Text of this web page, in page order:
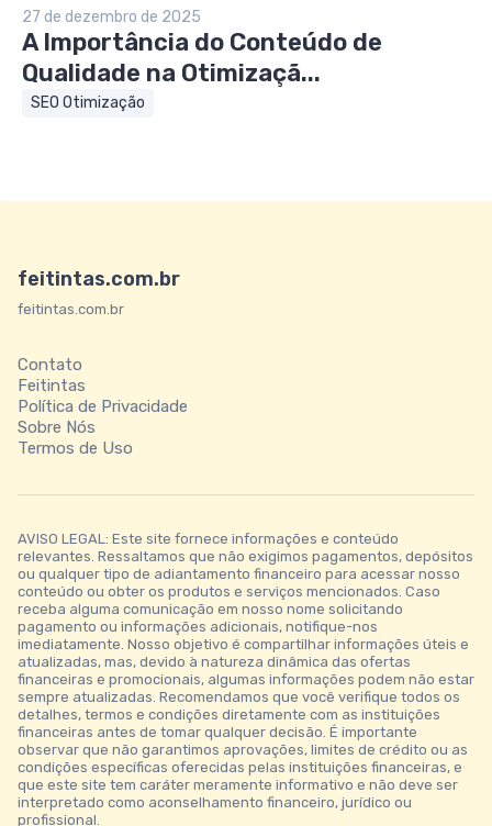
27 de dezembro de 2025
A Importância do Conteúdo de
Qualidade na Otimizaçã...
SEO Otimização
feitintas.com.br
feitintas.com.br
Contato
Feitintas
Política de Privacidade
Sobre Nós
Termos de Uso
AVISO LEGAL: Este site fornece informações e conteúdo
relevantes. Ressaltamos que não exigimos pagamentos, depósitos
ou qualquer tipo de adiantamento financeiro para acessar nosso
conteúdo ou obter os produtos e serviços mencionados. Caso
receba alguma comunicação em nosso nome solicitando
pagamento ou informações adicionais, notifique-nos
imediatamente. Nosso objetivo é compartilhar informações úteis e
atualizadas, mas, devido à natureza dinâmica das ofertas
financeiras e promocionais, algumas informações podem não estar
sempre atualizadas. Recomendamos que você verifique todos os
detalhes, termos e condições diretamente com as instituições
financeiras antes de tomar qualquer decisão. É importante
observar que não garantimos aprovações, limites de crédito ou as
condições específicas oferecidas pelas instituições financeiras, e
que este site tem caráter meramente informativo e não deve ser
interpretado como aconselhamento financeiro, jurídico ou
profissional.